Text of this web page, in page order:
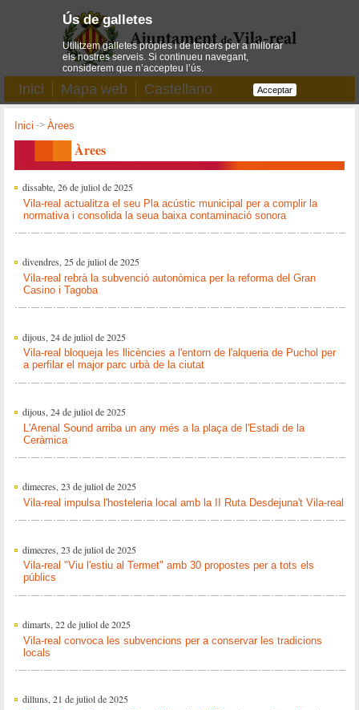
Inici Mapa web Castellano
Inici ->Àrees
Àrees
dissabte, 26 de juliol de 2025
Vila-real actualitza el seu Pla acústic municipal per a complir la
normativa i consolida la seua baixa contaminació sonora
divendres, 25 de juliol de 2025
Vila-real rebrà la subvenció autonòmica per la reforma del Gran
Casino i Tagoba
dijous, 24 de juliol de 2025
Vila-real bloqueja les llicències a l'entorn de l'alqueria de Puchol per
a perfilar el major parc urbà de la ciutat
dijous, 24 de juliol de 2025
L'Arenal Sound arriba un any més a la plaça de l'Estadi de la
Ceràmica
dimecres, 23 de juliol de 2025
Vila-real impulsa l'hosteleria local amb la II Ruta Desdejuna't Vila-real
dimecres, 23 de juliol de 2025
Vila-real "Viu l'estiu al Termet" amb 30 propostes per a tots els
públics
dimarts, 22 de juliol de 2025
Vila-real convoca les subvencions per a conservar les tradicions
locals
dilluns, 21 de juliol de 2025
Ús de galletes
Utilitzem galletes pròpies i de tercers per a millorar
els nostres serveis. Si continueu navegant,
considerem que n’accepteu l’ús.
Acceptar